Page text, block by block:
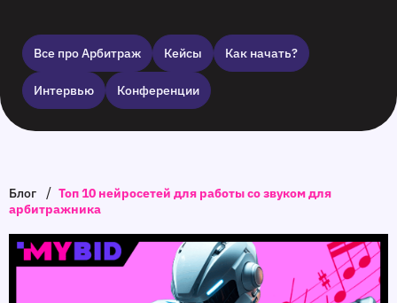
Все про Арбитраж Кейсы Как начать?
Интервью Конференции
Блог / Топ 10 нейросетей для работы со звуком для
арбитражника